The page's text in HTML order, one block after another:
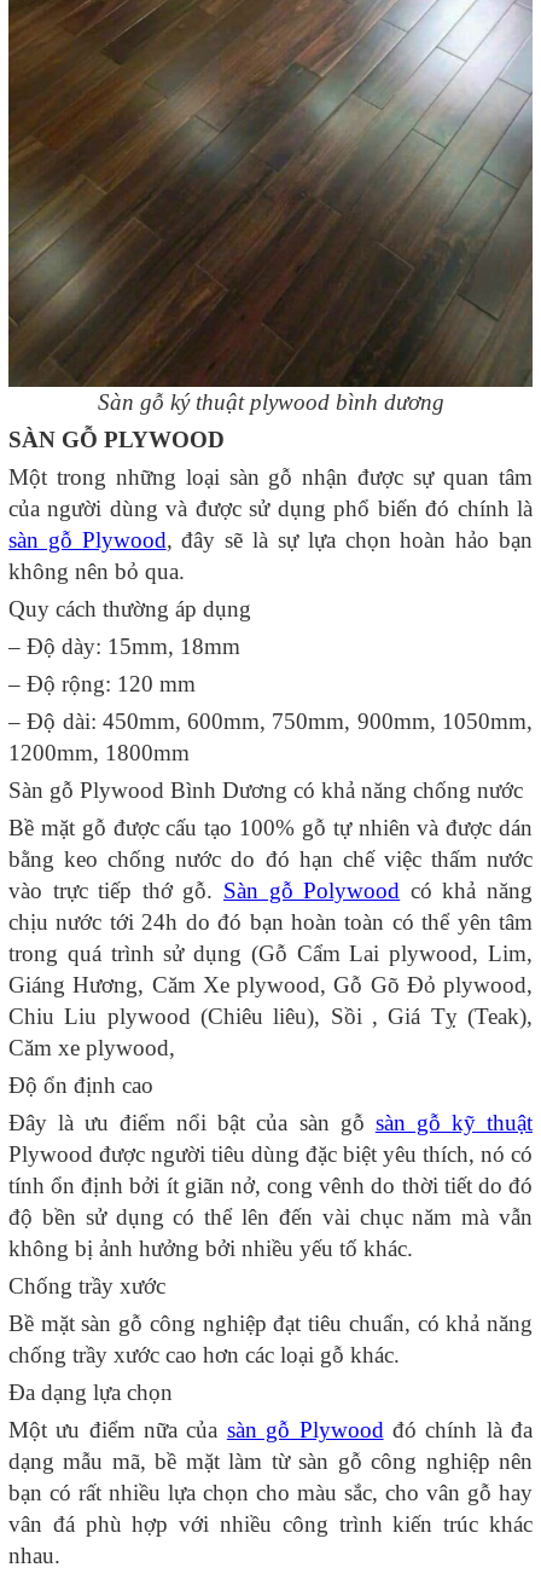
Sàn gỗ ký thuật plywood bình dương
SÀN GỖ PLYWOOD
Một trong những loại sàn gỗ nhận được sự quan tâm
của người dùng và được sử dụng phổ biến đó chính là
sàn gỗ Plywood, đây sẽ là sự lựa chọn hoàn hảo bạn
không nên bỏ qua.
Quy cách thường áp dụng
– Độ dày: 15mm, 18mm
– Độ rộng: 120 mm
– Độ dài: 450mm, 600mm, 750mm, 900mm, 1050mm,
1200mm, 1800mm
Sàn gỗ Plywood Bình Dương có khả năng chống nước
Bề mặt gỗ được cấu tạo 100% gỗ tự nhiên và được dán
bằng keo chống nước do đó hạn chế việc thấm nước
vào trực tiếp thớ gỗ. Sàn gỗ Polywood có khả năng
chịu nước tới 24h do đó bạn hoàn toàn có thể yên tâm
trong quá trình sử dụng (Gỗ Cẩm Lai plywood, Lim,
Giáng Hương, Căm Xe plywood, Gỗ Gõ Đỏ plywood,
Chiu Liu plywood (Chiêu liêu), Sồi , Giá Tỵ (Teak),
Căm xe plywood,
Độ ổn định cao
Đây là ưu điểm nổi bật của sàn gỗ sàn gỗ kỹ thuật
Plywood được người tiêu dùng đặc biệt yêu thích, nó có
tính ổn định bởi ít giãn nở, cong vênh do thời tiết do đó
độ bền sử dụng có thể lên đến vài chục năm mà vẫn
không bị ảnh hưởng bởi nhiều yếu tố khác.
Chống trầy xước
Bề mặt sàn gỗ công nghiệp đạt tiêu chuẩn, có khả năng
chống trầy xước cao hơn các loại gỗ khác.
Đa dạng lựa chọn
Một ưu điểm nữa của sàn gỗ Plywoodđó chính là đa
dạng mẫu mã, bề mặt làm từ sàn gỗ công nghiệp nên
bạn có rất nhiều lựa chọn cho màu sắc, cho vân gỗ hay
vân đá phù hợp với nhiều công trình kiến trúc khác
nhau.